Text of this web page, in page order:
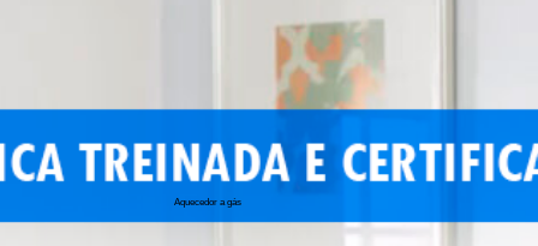
Aquecedor a gás